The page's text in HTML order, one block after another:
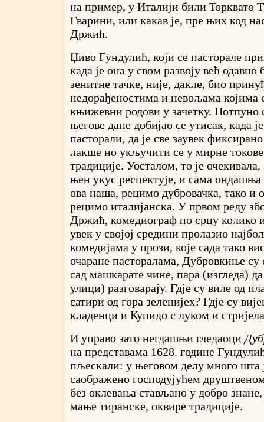
на пример, у Италији били Торквато
Гварини, или какав је, пре њих код
Држић.
Џиво Гундулић, који се пасторале
када је она у свом развоју већ
зенитне тачке, није, дакле, био
недорађеностима и невољама којима
књижевни родови у зачетку. Потпуно
његове дане добијао се утисак, када
пасторали, да је све заувек
лакше но укључити се у мирне
традиције. Уосталом, то је очекивала,
њен укус респектује, и сама
ова наша, рецимо дубровачка, тако и
рецимо италијанска. У првом реду
Држић, комедиограф по срцу колико
увек у својој средини пролазио
комедијама у прози, које сада тако
очаране пасторалама, Дубровкиње
сад машкарате чине, пара (изгледа)
улици) разговарају. Гдје су виле од
сатири од гора зеленијех? Гдје су
кладенци и Купидо с луком и
И управо зато негдашњи гледаоци
на представама 1628. године
пљескали: у његовом делу много шта
саображено господујућем
без оклевања стављано у добро
мање тиранске, оквире традиције.